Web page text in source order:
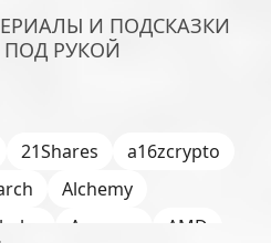
И ПОДСКАЗКИ
ПОД РУКОЙ
21Shares
a16zcrypto
Alchemy
Amazon
AMD